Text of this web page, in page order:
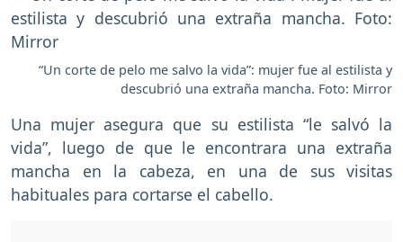
“Un corte de pelo me salvo la vida”: mujer fue al estilista y
descubrió una extraña mancha. Foto: Mirror
Una mujer asegura que su estilista “le salvó la
vida”, luego de que le encontrara una extraña
mancha en la cabeza, en una de sus visitas
habituales para cortarse el cabello.